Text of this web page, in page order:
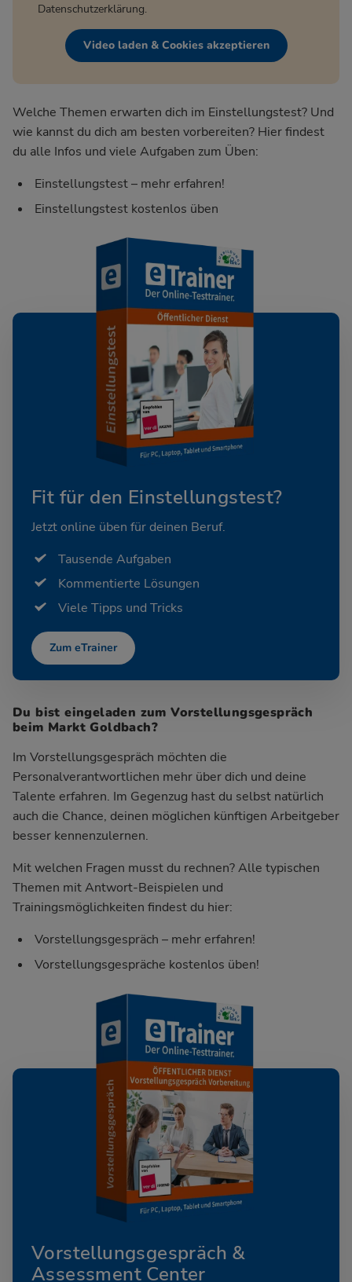
Datenschutzerklärung.
Video laden & Cookies akzeptieren
Welche Themen erwarten dich im Einstellungstest? Und
wie kannst du dich am besten vorbereiten? Hier findest
du alle Infos und viele Aufgaben zum Üben:
Einstellungstest – mehr erfahren!
Einstellungstest kostenlos üben
Fit für den Einstellungstest?
Jetzt online üben für deinen Beruf.
Tausende Aufgaben
Kommentierte Lösungen
Viele Tipps und Tricks
Zum eTrainer
Du bist eingeladen zum Vorstellungsgespräch
beim Markt Goldbach?
Im Vorstellungsgespräch möchten die
Personalverantwortlichen mehr über dich und deine
Talente erfahren. Im Gegenzug hast du selbst natürlich
auch die Chance, deinen möglichen künftigen Arbeitgeber
besser kennenzulernen.
Mit welchen Fragen musst du rechnen? Alle typischen
Themen mit Antwort-Beispielen und
Trainingsmöglichkeiten findest du hier:
Vorstellungsgespräch – mehr erfahren!
Vorstellungsgespräche kostenlos üben!
Vorstellungsgespräch &
Assessment Center